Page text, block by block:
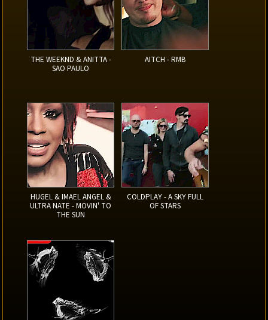
THE WEEKND & ANITTA -
SAO PAULO
AITCH - RMB
HUGEL & IMAEL ANGEL &
ULTRA NATE - MOVIN' TO
THE SUN
COLDPLAY - A SKY FULL
OF STARS